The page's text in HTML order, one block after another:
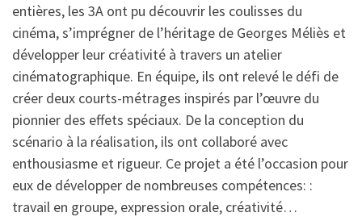
entières, les 3A ont pu découvrir les coulisses du
cinéma, s’imprégner de l’héritage de Georges Méliès et
développer leur créativité à travers un atelier
cinématographique. En équipe, ils ont relevé le défi de
créer deux courts-métrages inspirés par l’œuvre du
pionnier des effets spéciaux. De la conception du
scénario à la réalisation, ils ont collaboré avec
enthousiasme et rigueur. Ce projet a été l’occasion pour
eux de développer de nombreuses compétences: :
travail en groupe, expression orale, créativité…